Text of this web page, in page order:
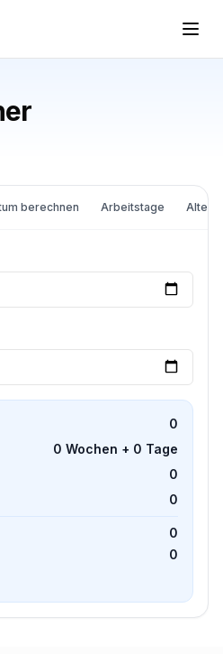
berechnen Arbeitstage Alter
0
0 Wochen + 0 Tage
0
0
0
0